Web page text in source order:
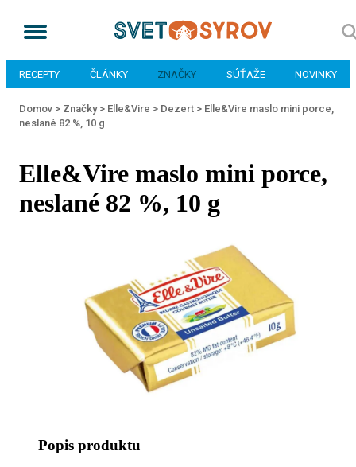
RECEPTY ČLÁNKY ZNAČKY SÚŤAŽE NOVINKY
Domov > Značky > Elle&Vire > Dezert > Elle&Vire maslo mini porce,
neslané 82 %, 10 g
Elle&Vire maslo mini porce,
neslané 82 %, 10 g
Popis produktu